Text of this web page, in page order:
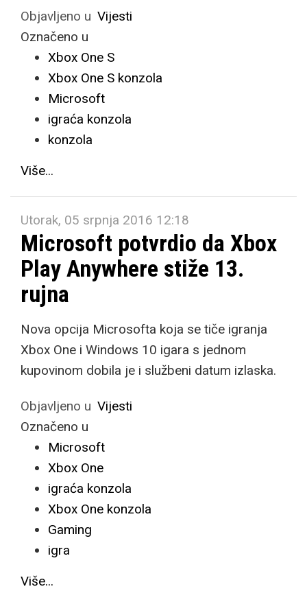
Objavljeno u Vijesti
Označeno u
Xbox One S
Xbox One S konzola
Microsoft
igraća konzola
konzola
Više...
Utorak, 05 srpnja 2016 12:18
Microsoft potvrdio da Xbox
Play Anywhere stiže 13.
rujna
Nova opcija Microsofta koja se tiče igranja
Xbox One i Windows 10 igara s jednom
kupovinom dobila je i službeni datum izlaska.
Objavljeno u Vijesti
Označeno u
Microsoft
Xbox One
igraća konzola
Xbox One konzola
Gaming
igra
Više...